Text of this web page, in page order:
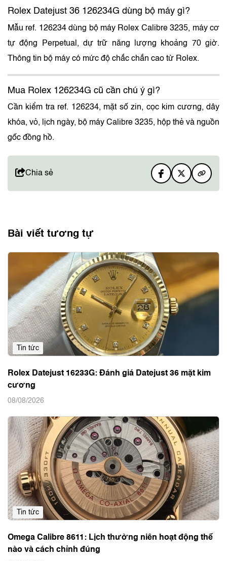
Rolex Datejust 36 126234G dùng bộ máy gì?
Mẫu ref. 126234 dùng bộ máy Rolex Calibre 3235, máy cơ
tự động Perpetual, dự trữ năng lượng khoảng 70 giờ.
Thông tin bộ máy có mức độ chắc chắn cao từ Rolex.
Mua Rolex 126234G cũ cần chú ý gì?
Cần kiểm tra ref. 126234, mặt số zin, cọc kim cương, dây
khóa, vỏ, lịch ngày, bộ máy Calibre 3235, hộp thẻ và nguồn
gốc đồng hồ.
Chia sẻ
Bài viết tương tự
Tin tức
Rolex Datejust 16233G: Đánh giá Datejust 36 mặt kim
cương
08/08/2026
Tin tức
Omega Calibre 8611: Lịch thường niên hoạt động thế
nào và cách chỉnh đúng